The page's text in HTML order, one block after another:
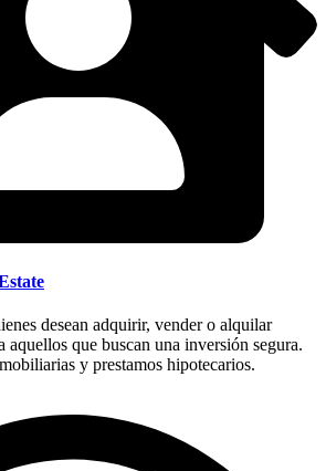
desean adquirir, vender o alquilar
aquellos que buscan una inversión segura.
y prestamos hipotecarios.